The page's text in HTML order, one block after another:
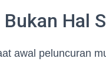
Hal
awal peluncuran